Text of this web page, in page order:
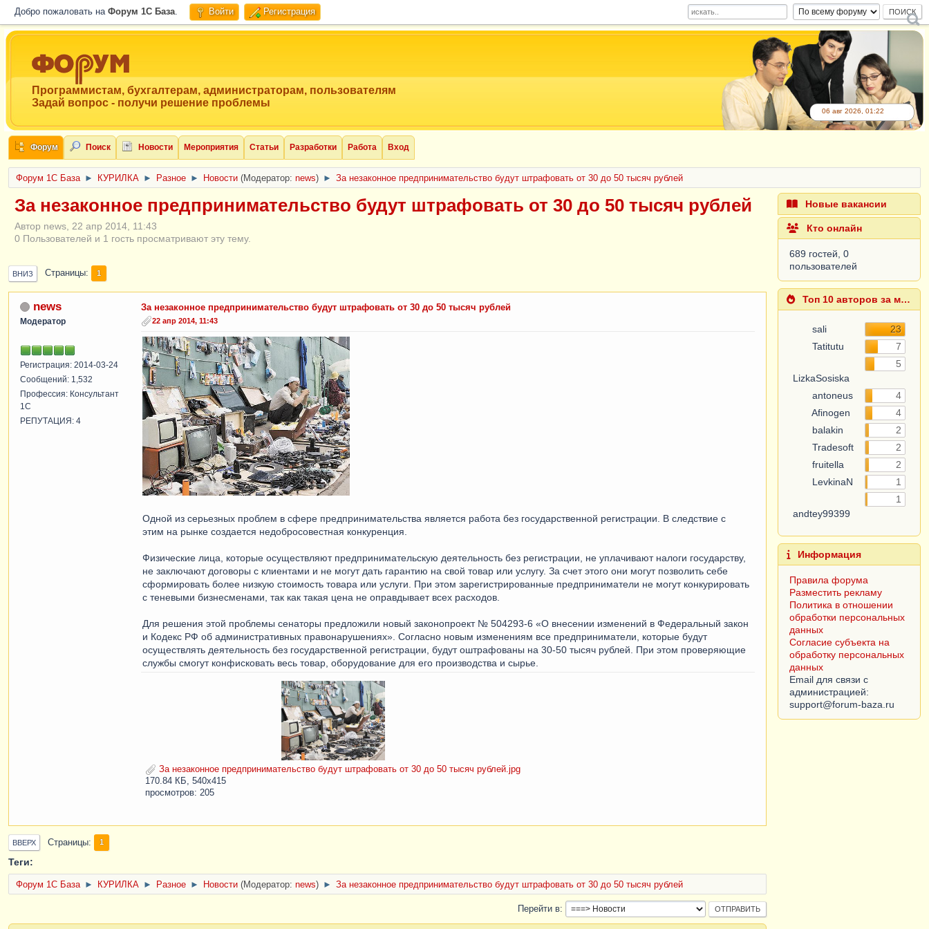
Добро пожаловать на Форум 1C База. Войти Регистрация
Программистам, бухгалтерам, администраторам, пользователям
Задай вопрос - получи решение проблемы
06 авг 2026, 01:22
Форум Поиск Новости Мероприятия Статьи Разработки Работа Вход
Форум 1C База ► КУРИЛКА ► Разное ► Новости (Модератор: news) ► За незаконное предпринимательство будут штрафовать от 30 до 50 тысяч рублей
За незаконное предпринимательство будут штрафовать от 30 до 50 тысяч рублей
Автор news, 22 апр 2014, 11:43
0 Пользователей и 1 гость просматривают эту тему.
ВНИЗ Страницы 1
news
Модератор
Регистрация: 2014-03-24
Сообщений: 1,532
Профессия: Консультант
1С
РЕПУТАЦИЯ: 4
За незаконное предпринимательство будут штрафовать от 30 до 50 тысяч рублей
22 апр 2014, 11:43
Одной из серьезных проблем в сфере предпринимательства является работа без государственной регистрации. В следствие с
этим на рынке создается недобросовестная конкуренция.
Физические лица, которые осуществляют предпринимательскую деятельность без регистрации, не уплачивают налоги государству,
не заключают договоры с клиентами и не могут дать гарантию на свой товар или услугу. За счет этого они могут позволить себе
сформировать более низкую стоимость товара или услуги. При этом зарегистрированные предприниматели не могут конкурировать
с теневыми бизнесменами, так как такая цена не оправдывает всех расходов.
Для решения этой проблемы сенаторы предложили новый законопроект № 504293-6 «О внесении изменений в Федеральный закон
и Кодекс РФ об административных правонарушениях». Согласно новым изменениям все предприниматели, которые будут
осуществлять деятельность без государственной регистрации, будут оштрафованы на 30-50 тысяч рублей. При этом проверяющие
службы смогут конфисковать весь товар, оборудование для его производства и сырье.
За незаконное предпринимательство будут штрафовать от 30 до 50 тысяч рублей.jpg
170.84 КБ, 540x415
просмотров: 205
ВВЕРХ Страницы 1
Теги:
Форум 1C База ► КУРИЛКА ► Разное ► Новости (Модератор: news) ► За незаконное предпринимательство будут штрафовать от 30 до 50 тысяч рублей
Перейти в
Новые вакансии
Кто онлайн
689 гостей, 0
пользователей
Топ 10 авторов за месяц
sali
23
Tatitutu
7
LizkaSosiska
5
antoneus
4
Afinogen
4
balakin
2
Tradesoft
2
fruitella
2
LevkinaN
1
andtey99399
1
Информация
Правила форума
Разместить рекламу
Политика в отношении
обработки персональных
данных
Согласие субъекта на
обработку персональных
данных
Email для связи с
администрацией: